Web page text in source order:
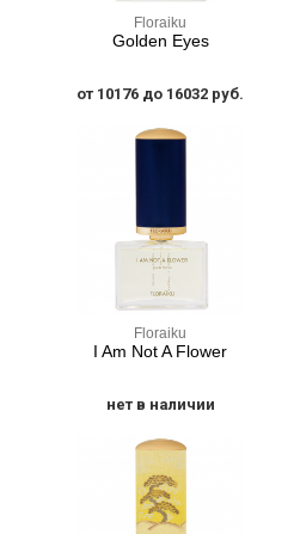
Floraiku
Golden Eyes
от 10176 до 16032 руб.
Floraiku
I Am Not A Flower
нет в наличии